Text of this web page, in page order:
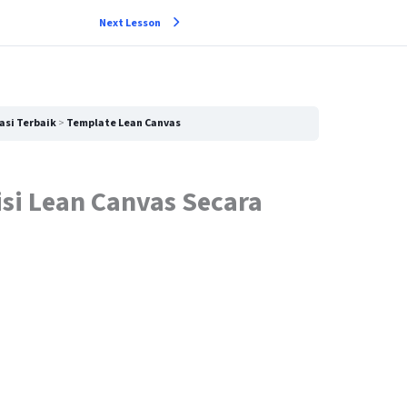
Next Lesson
Terbaik Template Lean Canvas
Lean Canvas Secara